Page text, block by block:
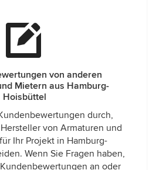
von anderen
Mietern aus Hamburg-
Hoisbüttel
durch,
von Armaturen und
Ihr Projekt in Hamburg-
Wenn Sie Fragen haben,
an oder